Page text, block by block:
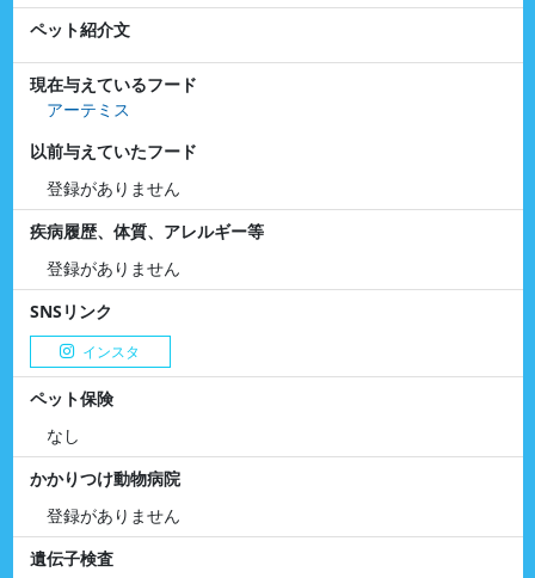
ペット紹介文
現在与えているフード
アーテミス
以前与えていたフード
登録がありません
疾病履歴、体質、アレルギー等
登録がありません
SNSリンク
インスタ
ペット保険
なし
かかりつけ動物病院
登録がありません
遺伝子検査